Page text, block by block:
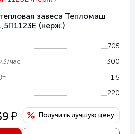
завеса Тепломаш
(нерж.)
705
час
300
1.5
220
у Получить лучшую цену